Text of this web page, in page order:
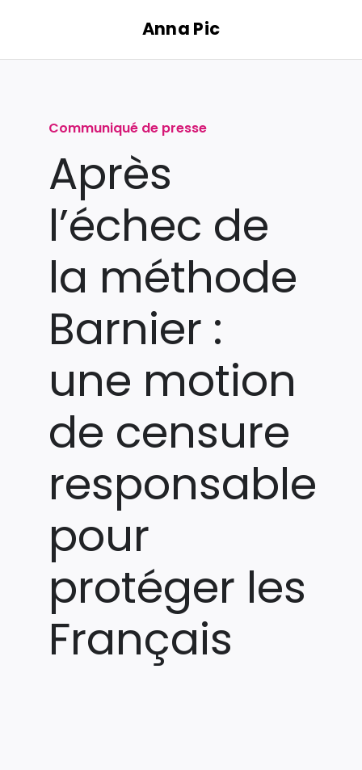
contenu
Anna Pic
Communiqué de presse
Après
l’échec de
la méthode
Barnier :
une motion
de censure
responsable
pour
protéger les
Français